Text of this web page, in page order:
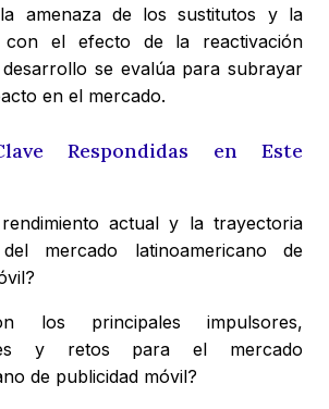
amenaza de los sustitutos y la
con el efecto de la reactivación
se evalúa para subrayar
en el mercado.
Respondidas en Este
actual y la trayectoria
mercado latinoamericano de
los principales impulsores,
y retos para el mercado
de publicidad móvil?